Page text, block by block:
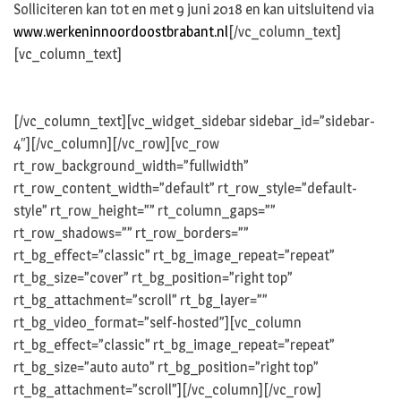
Solliciteren kan tot en met 9 juni 2018 en kan uitsluitend via
www.werkeninnoordoostbrabant.nl [/vc_column_text]
[vc_column_text]
[/vc_column_text][vc_widget_sidebar sidebar_id=”sidebar-
4″][/vc_column][/vc_row][vc_row
rt_row_background_width=”fullwidth”
rt_row_content_width=”default” rt_row_style=”default-
style” rt_row_height=”” rt_column_gaps=””
rt_row_shadows=”” rt_row_borders=””
rt_bg_effect=”classic” rt_bg_image_repeat=”repeat”
rt_bg_size=”cover” rt_bg_position=”right top”
rt_bg_attachment=”scroll” rt_bg_layer=””
rt_bg_video_format=”self-hosted”][vc_column
rt_bg_effect=”classic” rt_bg_image_repeat=”repeat”
rt_bg_size=”auto auto” rt_bg_position=”right top”
rt_bg_attachment=”scroll”][/vc_column][/vc_row]